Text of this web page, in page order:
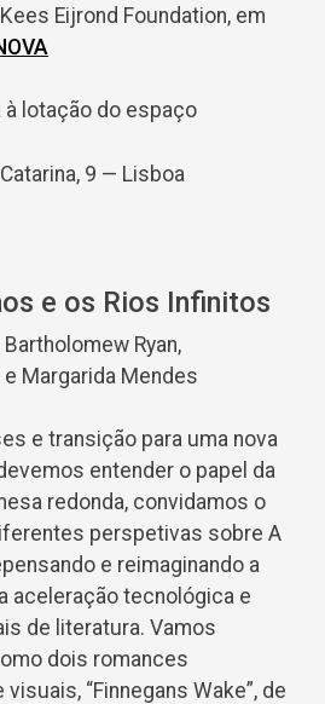
Eijrond Foundation, em
à lotação do espaço
9 — Lisboa
e os Rios Infinitos
Ryan,
Margarida Mendes
e transição para uma nova
entender o papel da
redonda, convidamos o
perspetivas sobre A
e reimaginando a
aceleração tecnológica e
de literatura. Vamos
dois romances
“Finnegans Wake”, de